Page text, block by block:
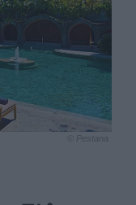
© Pestana